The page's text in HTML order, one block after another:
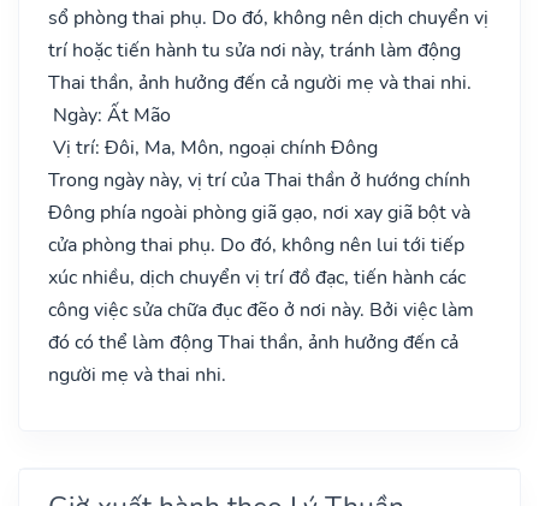
sổ phòng thai phụ. Do đó, không nên dịch chuyển vị
trí hoặc tiến hành tu sửa nơi này, tránh làm động
Thai thần, ảnh hưởng đến cả người mẹ và thai nhi.
Ngày: Ất Mão
Vị trí: Đôi, Ma, Môn, ngoại chính Đông
Trong ngày này, vị trí của Thai thần ở hướng chính
Đông phía ngoài phòng giã gạo, nơi xay giã bột và
cửa phòng thai phụ. Do đó, không nên lui tới tiếp
xúc nhiều, dịch chuyển vị trí đồ đạc, tiến hành các
công việc sửa chữa đục đẽo ở nơi này. Bởi việc làm
đó có thể làm động Thai thần, ảnh hưởng đến cả
người mẹ và thai nhi.